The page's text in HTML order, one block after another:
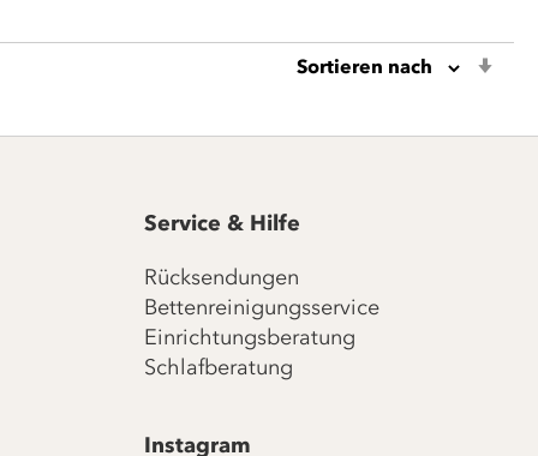
Service & Hilfe
Rücksendungen
Bettenreinigungsservice
Einrichtungsberatung
Schlafberatung
Instagram